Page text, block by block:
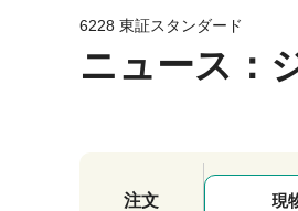
6228 東証スタンダード
ニュース ：
注文 現